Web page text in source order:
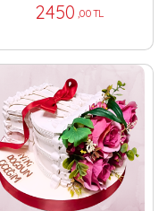
2450 ,00 TL